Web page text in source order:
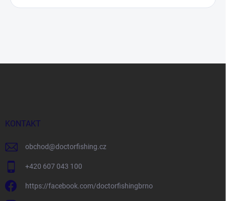
KONTAKT
obchod@doctorfishing.cz
+420 607 043 100
https://facebook.com/doctorfishingbrno